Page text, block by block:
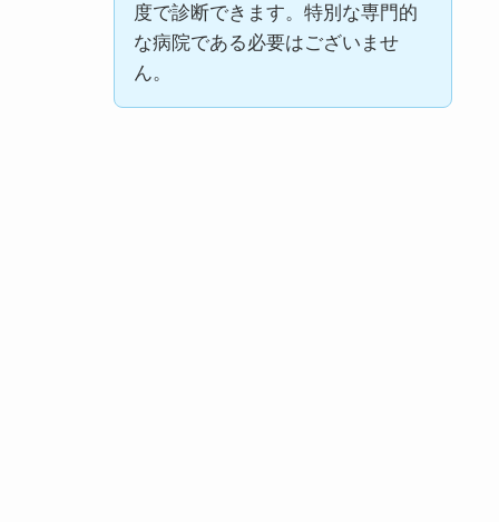
度で診断できます。特別な専門的
な病院である必要はございませ
ん。